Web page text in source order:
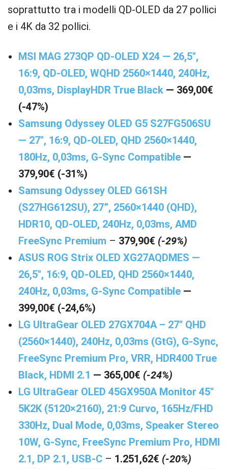
soprattutto tra i modelli QD-OLED da 27 pollici
e i 4K da 32 pollici.
MSI MAG 273QP QD-OLED X24 — 26,5″,
16:9, QD-OLED, WQHD 2560×1440, 240Hz,
0,03ms, DisplayHDR True Black — 369,00€
(-47%)
Samsung Odyssey OLED G5 S27FG506SU
— 27″, 16:9, QD-OLED, QHD 2560×1440,
180Hz, 0,03ms, G-Sync Compatible —
379,90€ (-31%)
Samsung Odyssey OLED G61SH
(S27HG612SU), 27”, 2560×1440 (QHD),
HDR10, QD-OLED, 240Hz, 0,03ms, AMD
FreeSync Premium – 379,90€ (-29%)
ASUS ROG Strix OLED XG27AQDMES —
26,5″, 16:9, QD-OLED, QHD 2560×1440,
240Hz, 0,03ms, G-Sync Compatible —
399,00€ (-24,6%)
LG UltraGear OLED 27GX704A – 27″ QHD
(2560×1440), 240Hz, 0,03ms (GtG), G-Sync,
FreeSync Premium Pro, VRR, HDR400 True
Black, HDMI 2.1 — 365,00€ (-24%)
LG UltraGear OLED 45GX950A Monitor 45″
5K2K (5120×2160), 21:9 Curvo, 165Hz/FHD
330Hz, Dual Mode, 0,03ms, Speaker Stereo
10W, G-Sync, FreeSync Premium Pro, HDMI
2.1, DP 2.1, USB-C – 1.251,62€ (-20%)